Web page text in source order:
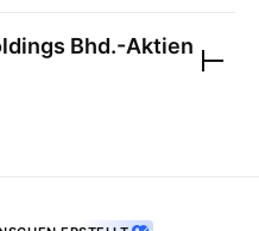
Bhd.-Aktien